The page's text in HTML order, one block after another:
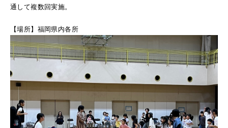
通して複数回実施。
【場所】福岡県内各所